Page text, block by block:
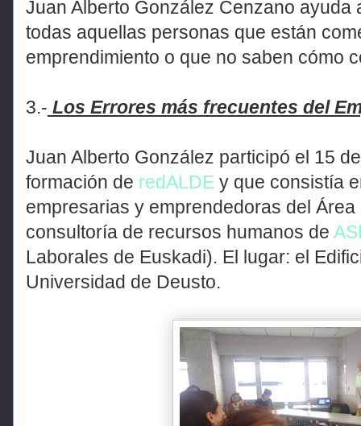
Juan Alberto González Cenzano
todas aquellas personas que están
emprendimiento o que no saben cómo
3.- Los Errores más frecuentes del
Juan Alberto González participó el 15
formación de redALDE y que consistía
empresarias y emprendedoras del
consultoría de recursos humanos de
Laborales de Euskadi). El lugar: el
Universidad de Deusto.